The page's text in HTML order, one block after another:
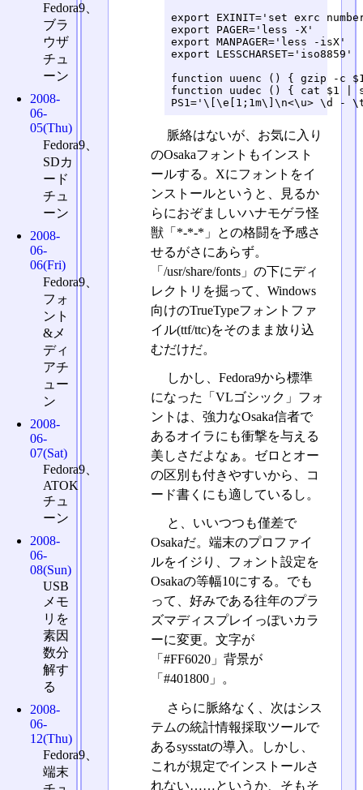
export EXINIT='set exrc
export PAGER='less -X'
export MANPAGER='less -isX'
export LESSCHARSET='iso8859'
function uuenc () { gzip -c
function uudec () { cat $1 |
PS1='\[\e[1;1m\]\n<\u> \d -
脈絡はないが、お気に入り
のOsakaフォントもインスト
ールする。Xにフォントをイ
ンストールというと、見るか
らにおぞましいハナモゲラ怪
獣「*-*-*」との格闘を予感さ
せるがさにあらず。
「/usr/share/fonts」の下にディ
レクトリを掘って、Windows
向けのTrueTypeフォントファ
イル(ttf/ttc)をそのまま放り込
むだけだ。
しかし、Fedora9から標準
になった「VLゴシック」フォ
ントは、強力なOsaka信者で
あるオイラにも衝撃を与える
美しさだよなぁ。ゼロとオー
の区別も付きやすいから、コ
ード書くにも適しているし。
と、いいつつも僅差で
Osakaだ。端末のプロファイ
ルをイジり、フォント設定を
Osakaの等幅10にする。でも
って、好みである往年のプラ
ズマディスプレイっぽいカラ
ーに変更。文字が
「#FF6020」背景が
「#401800」。
さらに脈絡なく、次はシス
テムの統計情報採取ツールで
あるsysstatの導入。しかし、
これが規定でインストールさ
れない……というか、そもそ
Fedora9、
ブラ
ウザ
チュ
ーン
2008-
06-
05(Thu)
Fedora9、
SDカ
ード
チュ
ーン
2008-
06-
06(Fri)
Fedora9、
フォ
ント
&メ
ディ
アチ
ュー
ン
2008-
06-
07(Sat)
Fedora9、
ATOK
チュ
ーン
2008-
06-
08(Sun)
USB
メモ
リを
素因
数分
解す
る
2008-
06-
12(Thu)
Fedora9、
端末